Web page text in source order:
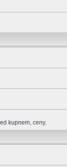
kupnem, ceny.